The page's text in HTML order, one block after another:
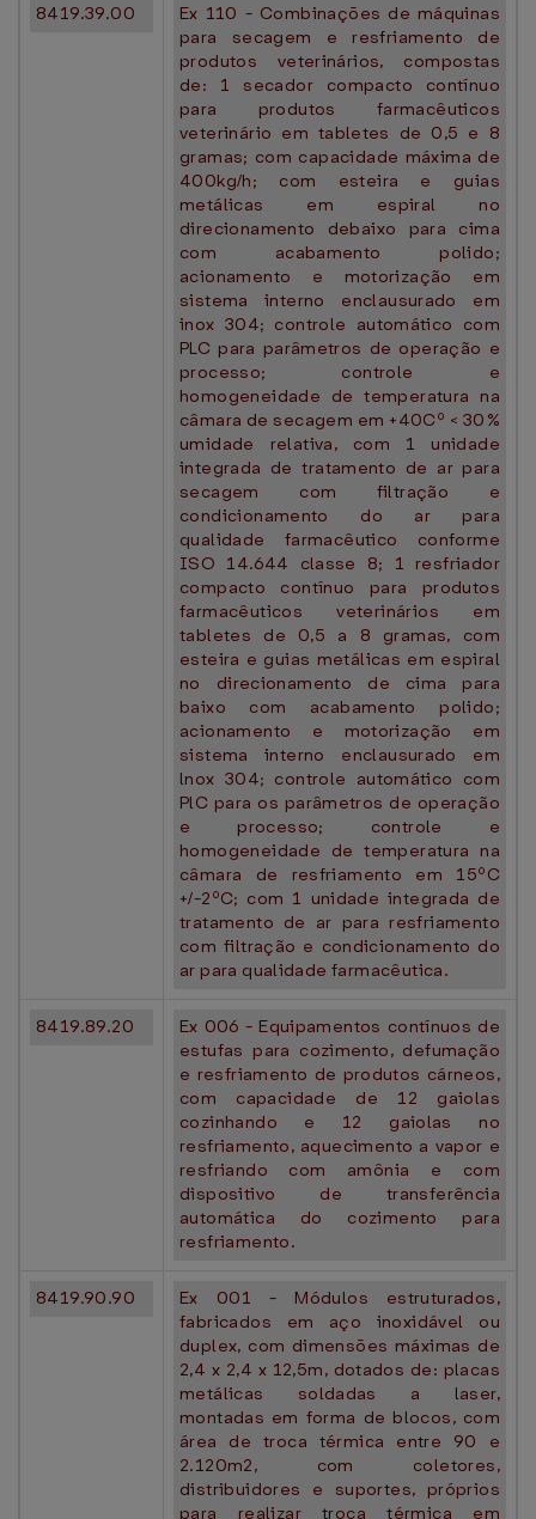
8419.39.00
Ex 110 - Combinações de máquinas
para secagem e resfriamento de
produtos veterinários, compostas
de: 1 secador compacto contínuo
para produtos farmacêuticos
veterinário em tabletes de 0,5 e 8
gramas; com capacidade máxima de
400kg/h; com esteira e guias
metálicas em espiral no
direcionamento debaixo para cima
com acabamento polido;
acionamento e motorização em
sistema interno enclausurado em
inox 304; controle automático com
PLC para parâmetros de operação e
processo; controle e
homogeneidade de temperatura na
câmara de secagem em +40Cº < 30%
umidade relativa, com 1 unidade
integrada de tratamento de ar para
secagem com filtração e
condicionamento do ar para
qualidade farmacêutico conforme
ISO 14.644 classe 8; 1 resfriador
compacto contínuo para produtos
farmacêuticos veterinários em
tabletes de 0,5 a 8 gramas, com
esteira e guias metálicas em espiral
no direcionamento de cima para
baixo com acabamento polido;
acionamento e motorização em
sistema interno enclausurado em
lnox 304; controle automático com
PlC para os parâmetros de operação
e processo; controle e
homogeneidade de temperatura na
câmara de resfriamento em 15ºC
+/-2ºC; com 1 unidade integrada de
tratamento de ar para resfriamento
com filtração e condicionamento do
ar para qualidade farmacêutica.
8419.89.20
Ex 006 - Equipamentos contínuos de
estufas para cozimento, defumação
e resfriamento de produtos cárneos,
com capacidade de 12 gaiolas
cozinhando e 12 gaiolas no
resfriamento, aquecimento a vapor e
resfriando com amônia e com
dispositivo de transferência
automática do cozimento para
resfriamento.
8419.90.90
Ex 001 - Módulos estruturados,
fabricados em aço inoxidável ou
duplex, com dimensões máximas de
2,4 x 2,4 x 12,5m, dotados de: placas
metálicas soldadas a laser,
montadas em forma de blocos, com
área de troca térmica entre 90 e
2.120m2, com coletores,
distribuidores e suportes, próprios
para realizar troca térmica em